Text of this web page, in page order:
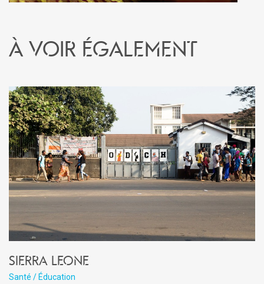
À voir également
Sierra Leone
Santé / Éducation